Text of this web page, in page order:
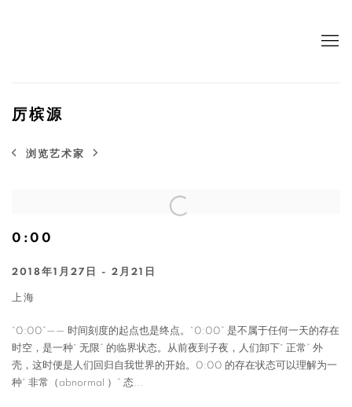
厉槟源
浏览艺术家
0:00
2018年1月27日 - 2月21日
上海
“0:00”—— 时间刻度的起点也是终点。“0:00” 是不属于任何一天的存在
时空，是一种“ 无限” 的临界状态。从前夜到子夜，人们卸下“ 正常” 外
壳，这时便是人们回归自我世界的开始。0:00 的存在状态可以理解为一
种“ 非常（abnormal ）” 态...